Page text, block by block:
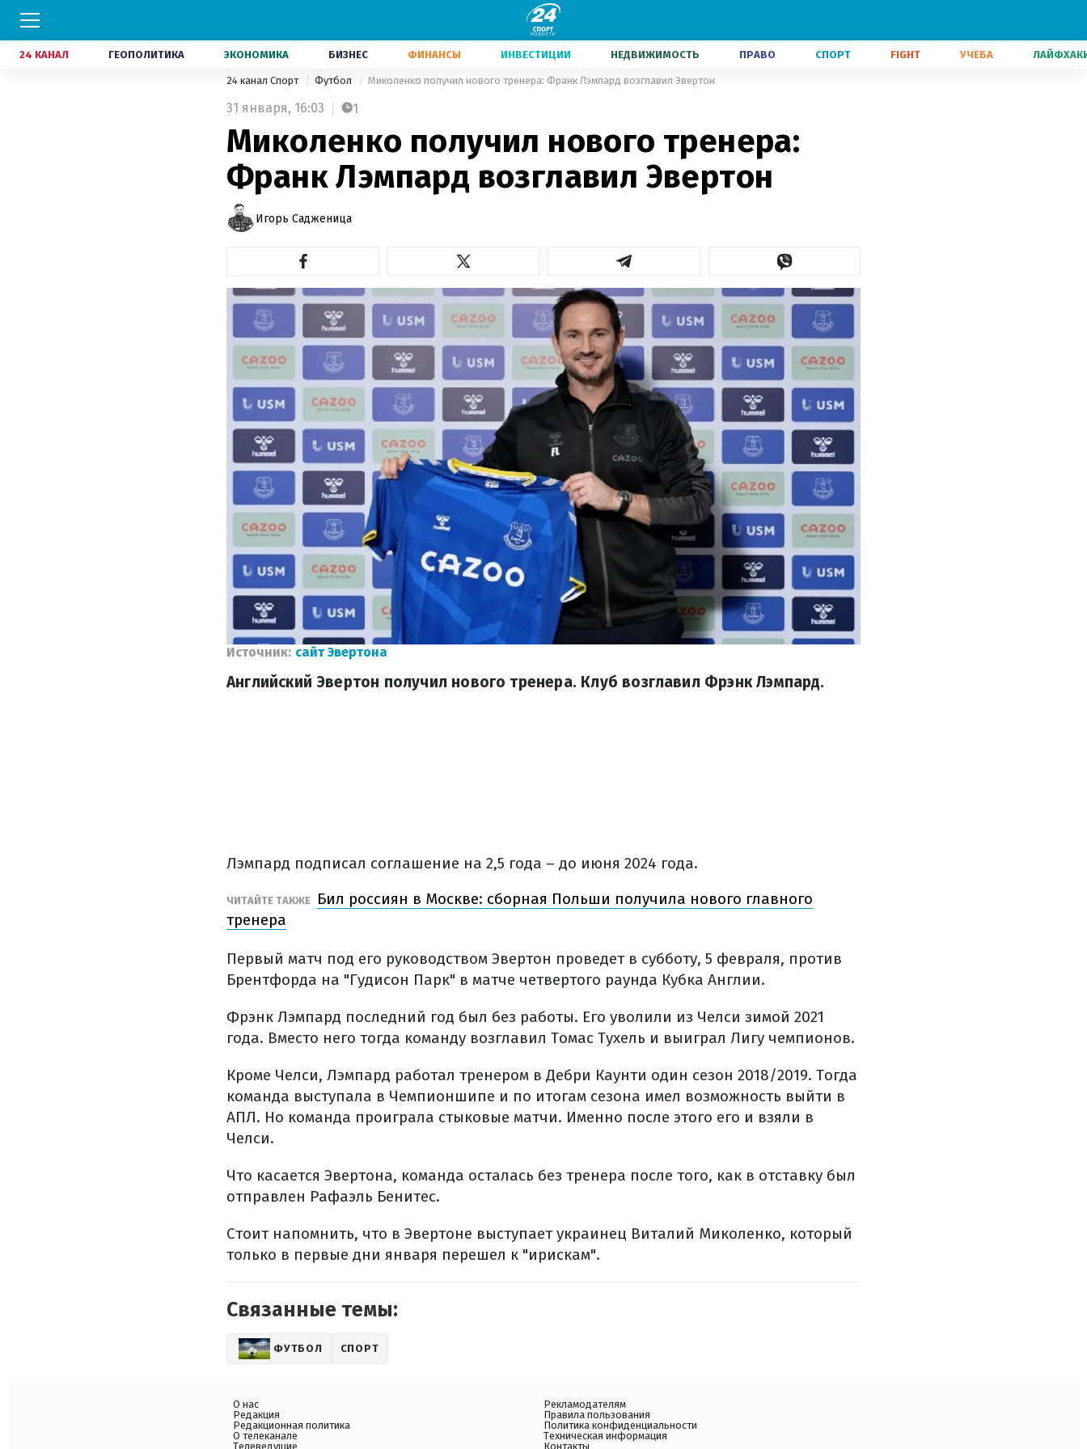
24 КАНАЛ ГЕОПОЛИТИКА ЭКОНОМИКА БИЗНЕС ФИНАНСЫ ИНВЕСТИЦИИ НЕДВИЖИМОСТЬ ПРАВО СПОРТ FIGHT УЧЕБА
24 канал Спорт Футбол Миколенко получил нового тренера: Франк Лэмпард возглавил Эвертон
31 января, 16:03 1
Миколенко получил нового тренера:
Франк Лэмпард возглавил Эвертон
Игорь Садженица
Источник: сайт Эвертона
Английский Эвертон получил нового тренера. Клуб возглавил Фрэнк Лэмпард.
Лэмпард подписал соглашение на 2,5 года – до июня 2024 года.
ЧИТАЙТЕ ТАКЖЕ
Бил россиян в Москве: сборная Польши получила нового главного
тренера
Первый матч под его руководством Эвертон проведет в субботу, 5 февраля, против
Брентфорда на "Гудисон Парк" в матче четвертого раунда Кубка Англии.
Фрэнк Лэмпард последний год был без работы. Его уволили из Челси зимой 2021
года. Вместо него тогда команду возглавил Томас Тухель и выиграл Лигу чемпионов.
Кроме Челси, Лэмпард работал тренером в Дебри Каунти один сезон 2018/2019. Тогда
команда выступала в Чемпионшипе и по итогам сезона имел возможность выйти в
АПЛ. Но команда проиграла стыковые матчи. Именно после этого его и взяли в
Челси.
Что касается Эвертона, команда осталась без тренера после того, как в отставку был
отправлен Рафаэль Бенитес.
Стоит напомнить, что в Эвертоне выступает украинец Виталий Миколенко, который
только в первые дни января перешел к "ирискам".
Связанные темы:
ФУТБОЛ СПОРТ
О нас
Редакция
Редакционная политика
О телеканале
Телеведущие
Рекламодателям
Правила пользования
Политика конфиденциальности
Техническая информация
Контакты